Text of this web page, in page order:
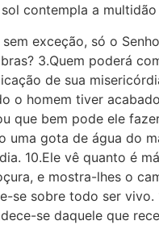
contempla a
exceção, só o
3.Quem poderá
de sua
o homem tiver
que bem pode ele
uma gota de água do
10.Ele vê quanto é
e mostra-lhes o
se sobre todo ser
se daquele que